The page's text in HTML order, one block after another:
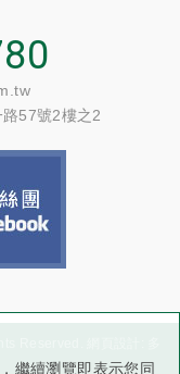
繼續瀏覽即表示您同
57號2樓之2
Reserved.